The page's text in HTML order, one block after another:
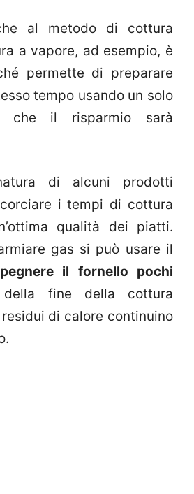
al metodo di cottura
a vapore, ad esempio, è
permette di preparare
tempo usando un solo
che il risparmio sarà
di alcuni prodotti
i tempi di cottura
qualità dei piatti.
gas si può usare il
il fornello pochi
della fine della cottura
di calore continuino